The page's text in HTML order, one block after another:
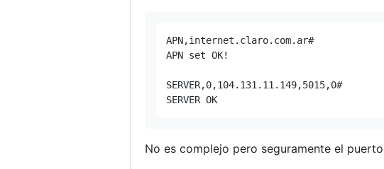
APN,internet.claro.com.ar#
APN set OK!
SERVER,0,104.131.11.149,5015,0#
No es complejo pero seguramente el